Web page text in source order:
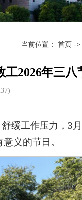
当前位置： 首页 ->
2026年三八
7)
缓工作压力，3
义的节日。